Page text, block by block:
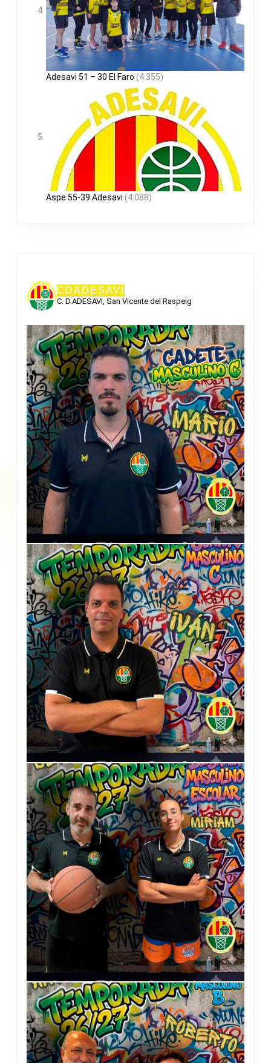
Adesavi 51 – 30 El Faro (4.355)
Aspe 55-39 Adesavi (4.088)
CDADESAVI
C. D.ADESAVI, San Vicente del Raspeig